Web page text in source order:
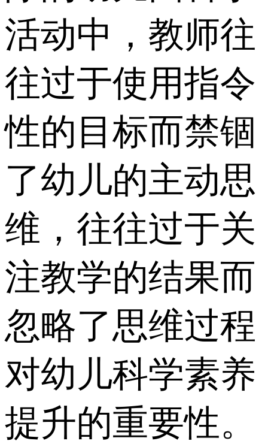
活动中，教师往
往过于使用指令
性的目标而禁锢
了幼儿的主动思
维，往往过于关
注教学的结果而
忽略了思维过程
对幼儿科学素养
提升的重要性。